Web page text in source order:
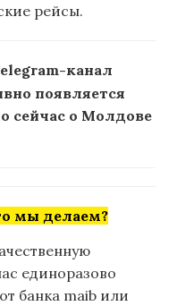
рейсы.
канал
появляется
сейчас о Молдове
мы делаем?
единоразово
банка maib или